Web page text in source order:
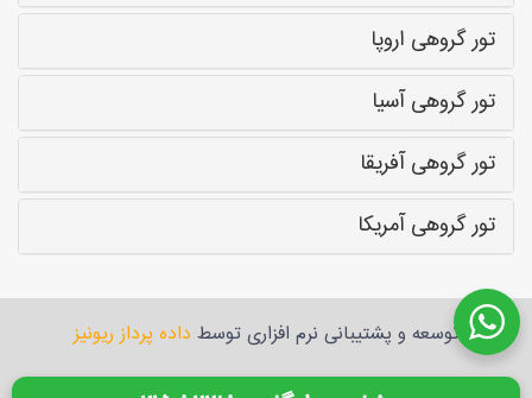
تور گروهی اروپا
تور گروهی آسیا
تور گروهی آفریقا
تور گروهی آمریکا
توسعه و پشتیبانی نرم افزاری توسط داده پرداز ریونیز